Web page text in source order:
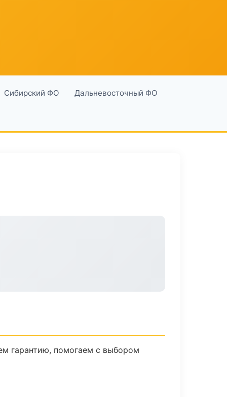
Сибирский ФО Дальневосточный ФО
гарантию, помогаем с выбором